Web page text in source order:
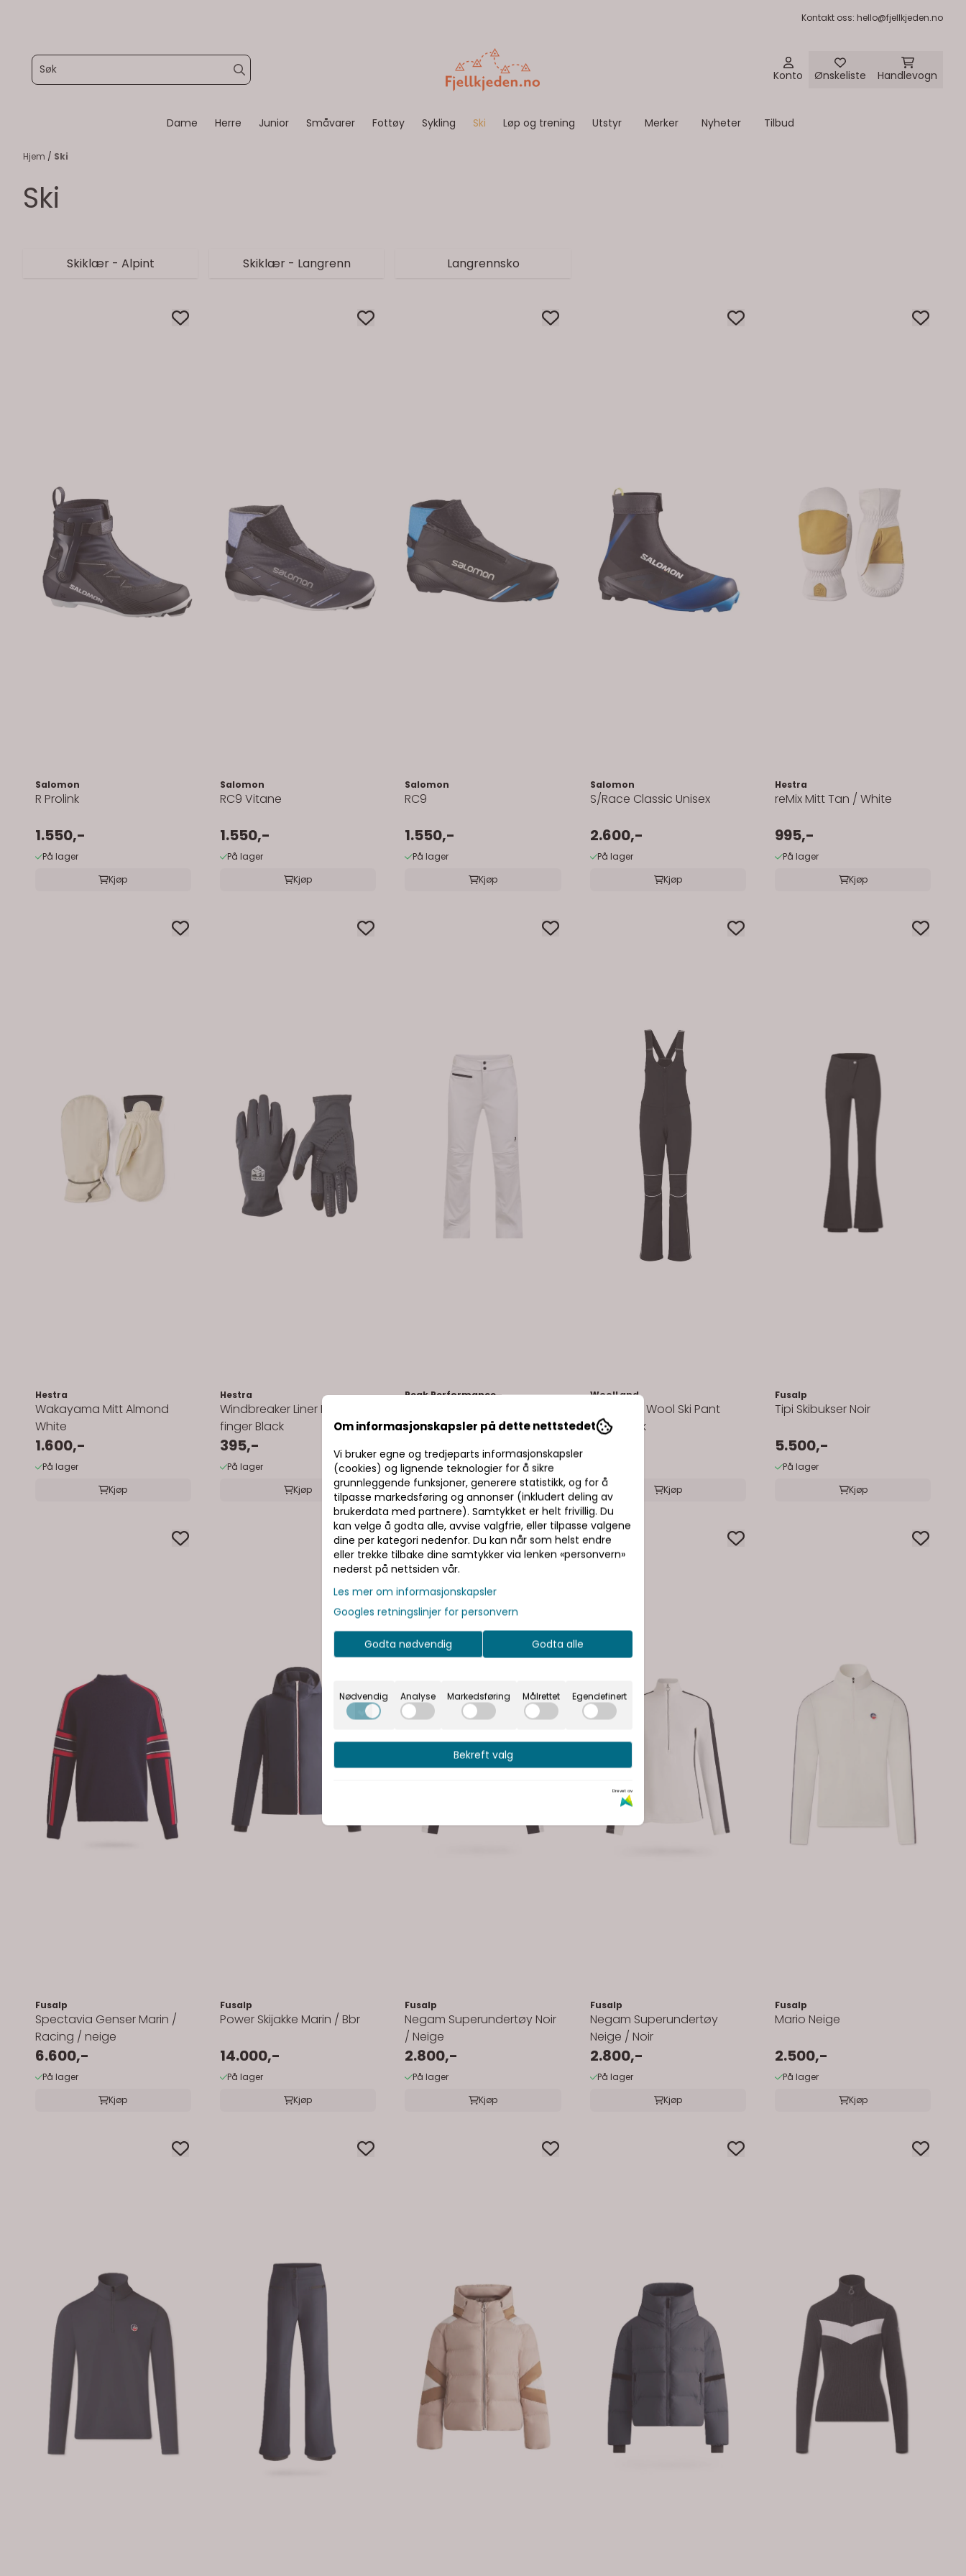
Kontakt oss: hello@fjellkjeden.no
Konto Ønskeliste Handlevogn
Dame Herre Junior Småvarer Fottøy Sykling Ski Løp og trening Utstyr Merker Nyheter Tilbud
Hjem / Ski
Ski
Skiklær - Alpint Skiklær - Langrenn Langrennsko
Salomon
R Prolink
1.550,-
På lager
Kjøp
Salomon
RC9 Vitane
1.550,-
På lager
Kjøp
Salomon
RC9
1.550,-
På lager
Kjøp
Salomon
S/Race Classic Unisex
2.600,-
På lager
Kjøp
Hestra
reMix Mitt Tan / White
995,-
På lager
Kjøp
Hestra
Wakayama Mitt Almond
White
1.600,-
På lager
Kjøp
Hestra
Windbreaker Liner Light 5-
finger Black
395,-
På lager
Kjøp
Peak Performance
Offwhite
3.700,-
På lager
Kjøp
WoolLand
Bukkehøe Wool Ski Pant
High Black
Kjøp
Fusalp
Tipi Skibukser Noir
5.500,-
På lager
Kjøp
Fusalp
Spectavia Genser Marin /
Racing / neige
6.600,-
På lager
Kjøp
Fusalp
Power Skijakke Marin / Bbr
14.000,-
På lager
Kjøp
Fusalp
Negam Superundertøy Noir
/ Neige
2.800,-
På lager
Kjøp
Fusalp
Negam Superundertøy
Neige / Noir
2.800,-
På lager
Kjøp
Fusalp
Mario Neige
2.500,-
På lager
Kjøp
Om informasjonskapsler på dette nettstedet
Vi bruker egne og tredjeparts informasjonskapsler
(cookies) og lignende teknologier for å sikre
grunnleggende funksjoner, generere statistikk, og for å
tilpasse markedsføring og annonser (inkludert deling av
brukerdata med partnere). Samtykket er helt frivillig. Du
kan velge å godta alle, avvise valgfrie, eller tilpasse valgene
dine per kategori nedenfor. Du kan når som helst endre
eller trekke tilbake dine samtykker via lenken «personvern»
nederst på nettsiden vår.
Les mer om informasjonskapsler
Googles retningslinjer for personvern
Godta nødvendig Godta alle
Nødvendig Analyse Markedsføring Målrettet Egendefinert
Bekreft valg
Drevet av